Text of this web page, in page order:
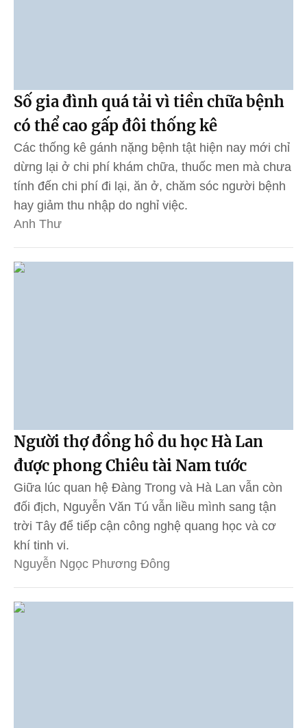
Số gia đình quá tải vì tiền chữa bệnh
có thể cao gấp đôi thống kê
Các thống kê gánh nặng bệnh tật hiện nay mới chỉ
dừng lại ở chi phí khám chữa, thuốc men mà chưa
tính đến chi phí đi lại, ăn ở, chăm sóc người bệnh
hay giảm thu nhập do nghỉ việc.
Anh Thư
Người thợ đồng hồ du học Hà Lan
được phong Chiêu tài Nam tước
Giữa lúc quan hệ Đàng Trong và Hà Lan vẫn còn
đối địch, Nguyễn Văn Tú vẫn liều mình sang tận
trời Tây để tiếp cận công nghệ quang học và cơ
khí tinh vi.
Nguyễn Ngọc Phương Đông